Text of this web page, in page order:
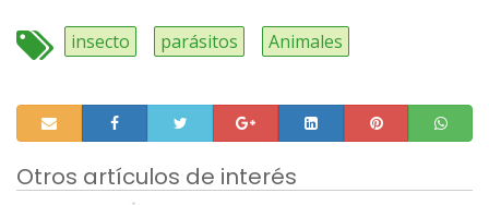
insecto parásitos Animales
Otros artículos de interés